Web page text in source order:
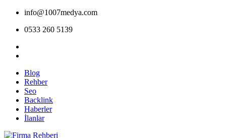
info@1007medya.com
0533 260 5139
Blog
Rehber
Seo
Backlink
Haberler
İlanlar